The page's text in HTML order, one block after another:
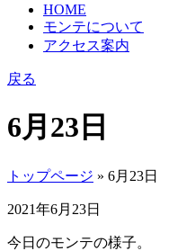
HOME
モンテについて
アクセス案内
戻る
6月23日
トップページ » 6月23日
2021年6月23日
今日のモンテの様子。